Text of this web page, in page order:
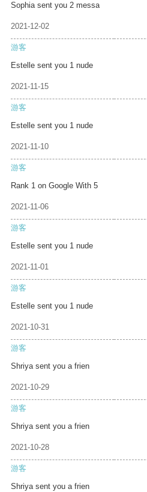
Sophia sent you 2 messa
2021-12-02
游客
Estelle sent you 1 nude
2021-11-15
游客
Estelle sent you 1 nude
2021-11-10
游客
Rank 1 on Google With 5
2021-11-06
游客
Estelle sent you 1 nude
2021-11-01
游客
Estelle sent you 1 nude
2021-10-31
游客
Shriya sent you a frien
2021-10-29
游客
Shriya sent you a frien
2021-10-28
游客
Shriya sent you a frien